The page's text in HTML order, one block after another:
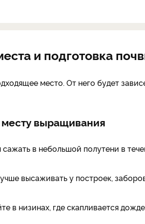
и подготовка
место. От него будет
месту выращивания
в небольшой полутени в
высаживать у построек,
в низинах, где скапливается